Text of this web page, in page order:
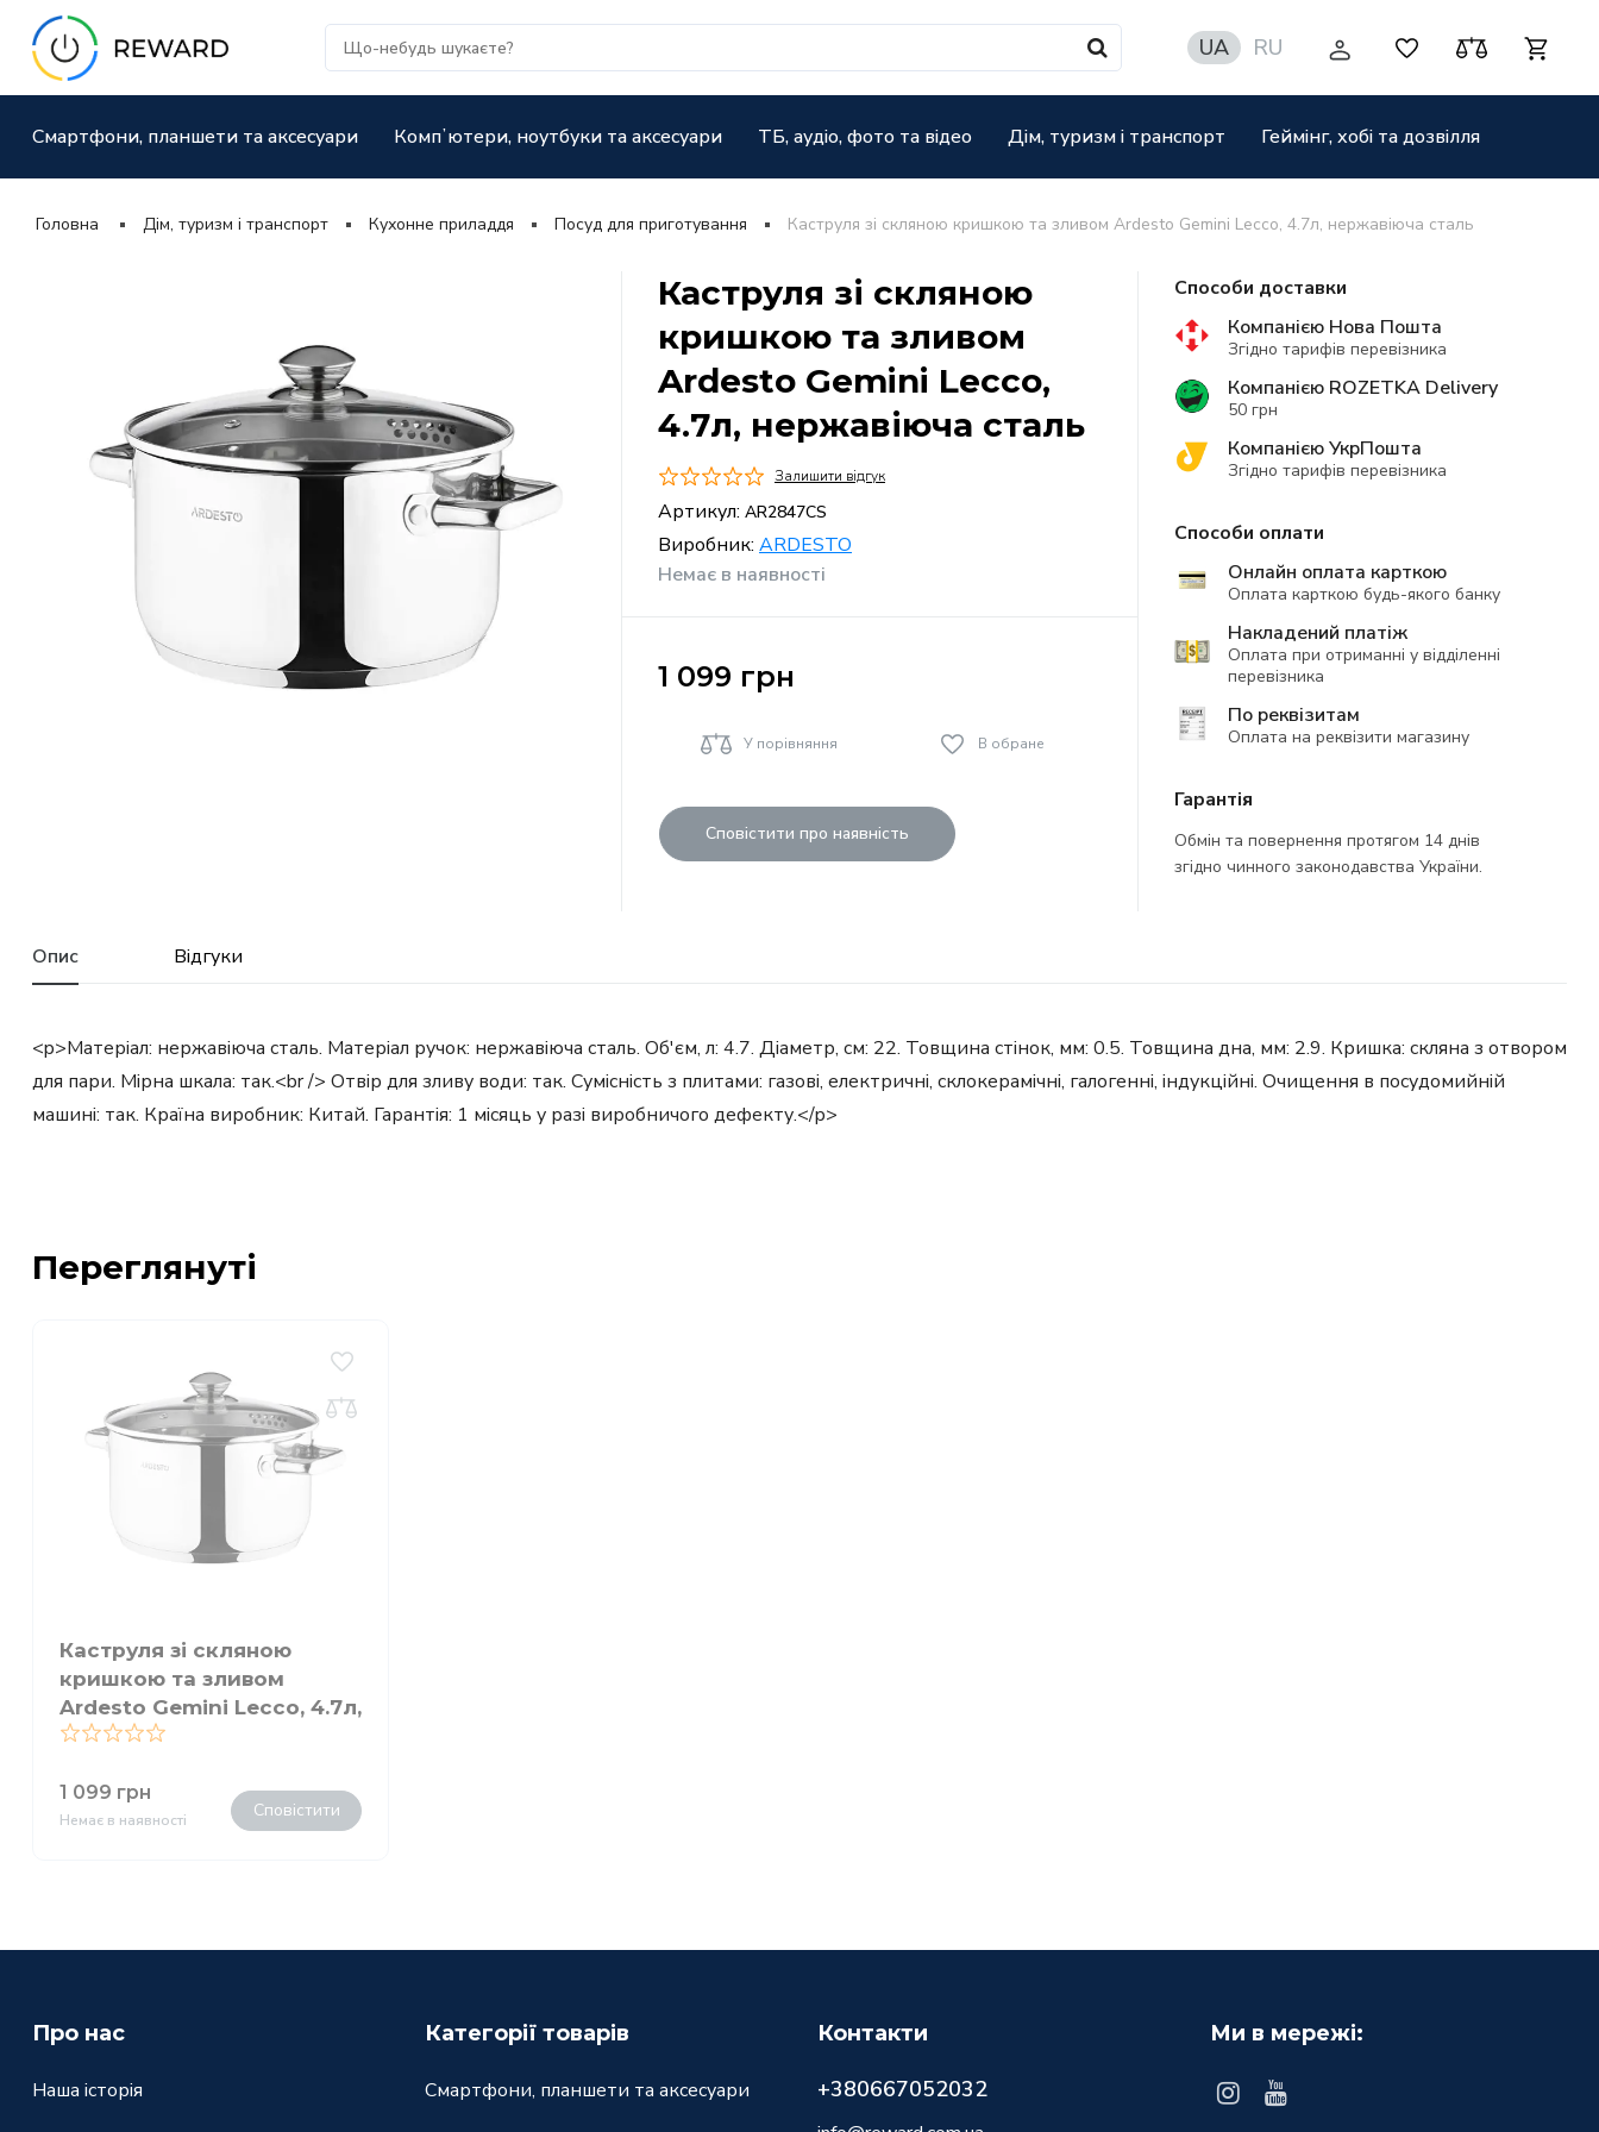
UA RU
Смартфони, планшети та аксесуари Компʼютери, ноутбуки та аксесуари ТБ, аудіо, фото та відео Дім, туризм і транспорт Геймінг, хобі та дозвілля
Головна Дім, туризм і транспорт Кухонне приладдя Посуд для приготування Каструля зі скляною кришкою та зливом Ardesto Gemini Lecco, 4.7л, нержавіюча сталь
Каструля зі скляною
кришкою та зливом
Ardesto Gemini Lecco,
4.7л, нержавіюча сталь
Залишити відгук
Артикул: AR2847CS
Виробник: ARDESTO
Немає в наявності
1 099 грн
У порівняння В обране
Сповістити про наявність
Способи доставки
Компанією Нова Пошта
Згідно тарифів перевізника
Компанією ROZETKA Delivery
50 грн
Компанією УкрПошта
Згідно тарифів перевізника
Способи оплати
Онлайн оплата карткою
Оплата карткою будь-якого банку
Накладений платіж
Оплата при отриманні у відділенні
перевізника
По реквізитам
Оплата на реквізити магазину
Гарантія
Обмін та повернення протягом 14 днів
згідно чинного законодавства України.
Опис Відгуки
<p>Матеріал: нержавіюча сталь. Матеріал ручок: нержавіюча сталь. Об'єм, л: 4.7. Діаметр, см: 22. Товщина стінок, мм: 0.5. Товщина дна, мм: 2.9. Кришка: скляна з отвором
для пари. Мірна шкала: так.<br /> Отвір для зливу води: так. Сумісність з плитами: газові, електричні, склокерамічні, галогенні, індукційні. Очищення в посудомийній
машині: так. Країна виробник: Китай. Гарантія: 1 місяць у разі виробничого дефекту.</p>
Переглянуті
Каструля зі скляною
кришкою та зливом
Ardesto Gemini Lecco, 4.7л,
нержавіюча сталь
1 099 грн
Немає в наявності Сповістити
Про нас
Наша історія
Категорії товарів
Смартфони, планшети та аксесуари
Контакти
+380667052032
Ми в мережі: